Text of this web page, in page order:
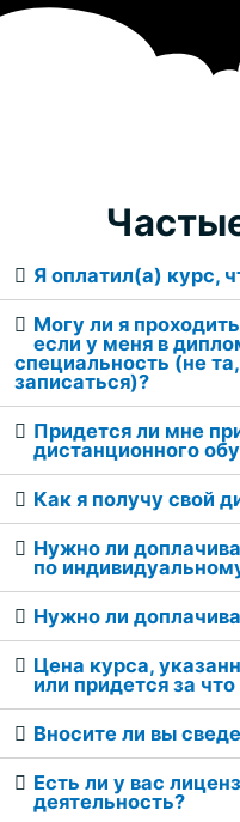
Я оплатил(а) курс,
Могу ли я
если у меня в
специальность (не
записаться)?
Придется ли мне
дистанционного
Как я получу свой
Нужно ли
по
Нужно ли
Цена курса,
или придется за
Вносите ли вы
Есть ли у вас
деятельность?